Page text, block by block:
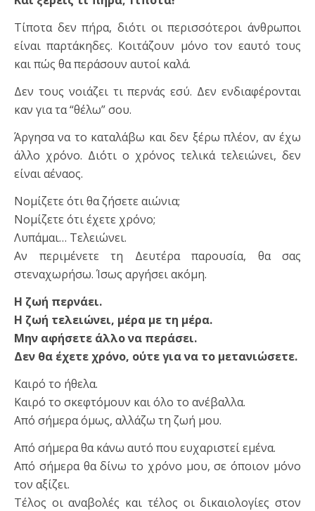
Τίποτα δεν πήρα, διότι οι περισσότεροι άνθρωποι
είναι παρτάκηδες. Κοιτάζουν μόνο τον εαυτό τους
και πώς θα περάσουν αυτοί καλά.
Δεν τους νοιάζει τι περνάς εσύ. Δεν ενδιαφέρονται
καν για τα “θέλω” σου.
Άργησα να το καταλάβω και δεν ξέρω πλέον, αν έχω
άλλο χρόνο. Διότι ο χρόνος τελικά τελειώνει, δεν
είναι αέναος.
Νομίζετε ότι θα ζήσετε αιώνια;
Νομίζετε ότι έχετε χρόνο;
Λυπάμαι… Τελειώνει.
Αν περιμένετε τη Δευτέρα παρουσία, θα σας
στεναχωρήσω. Ίσως αργήσει ακόμη.
Η ζωή περνάει.
Η ζωή τελειώνει, μέρα με τη μέρα.
Μην αφήσετε άλλο να περάσει.
Δεν θα έχετε χρόνο, ούτε για να το μετανιώσετε.
Καιρό το ήθελα.
Καιρό το σκεφτόμουν και όλο το ανέβαλλα.
Από σήμερα όμως, αλλάζω τη ζωή μου.
Από σήμερα θα κάνω αυτό που ευχαριστεί εμένα.
Από σήμερα θα δίνω το χρόνο μου, σε όποιον μόνο
τον αξίζει.
Τέλος οι αναβολές και τέλος οι δικαιολογίες στον